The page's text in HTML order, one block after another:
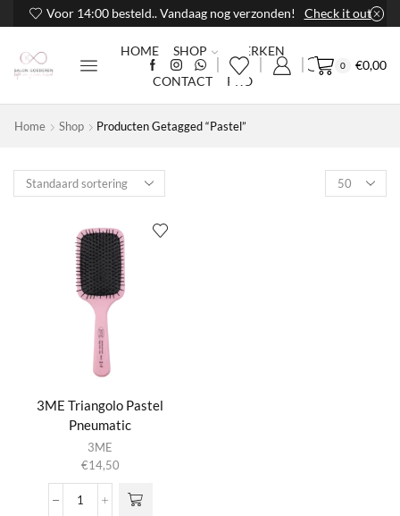
Voor 14:00 besteld.. Vandaag nog verzonden! Check it out
HOME SHOP
MERKEN
CONTACT
PRO
0 €0,00
Home Shop Producten Getagged “Pastel”
Products
per
3ME Triangolo Pastel
Pneumatic
3ME
€14,50
3ME
heeft
meerdere
Deze optie